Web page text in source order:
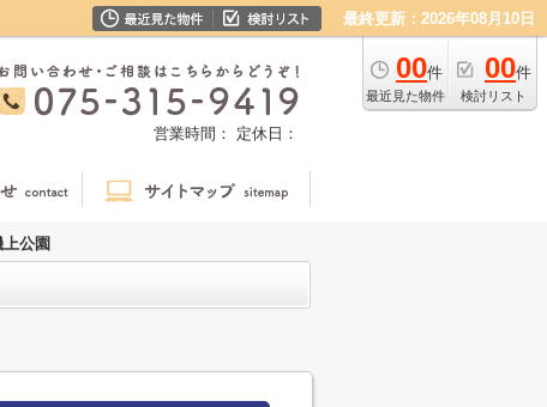
最終更新：2026年08月10日
00件
最近見た物件
00件
検討リスト
営業時間： 定休日：
上公園